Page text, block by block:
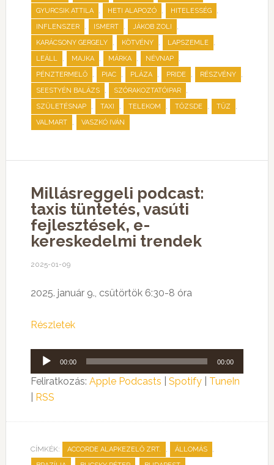
GYURCSIK ATTILA , HETI ALAPOZÓ , HITELESSÉG ,
INFLENSZER , ISMERT , JÁKOB ZOLI ,
KARÁCSONY GERGELY , KÖTVÉNY , LAPSZEMLE ,
LEÁLL , MAJKA , MÁRKA , NÉVNAP ,
PÉNZTERMELŐ , PIAC , PLÁZA , PRIDE , RÉSZVÉNY ,
SEESTYÉN BALÁZS , SZÓRAKOZTATÓIPAR ,
SZÜLETÉSNAP , TAXI , TELEKOM , TŐZSDE , TŰZ ,
VALMART , VASZKÓ IVÁN
Millásreggeli podcast:
taxis tüntetés, vasúti
fejlesztések, e-
kereskedelmi trendek
2025-01-09
2025. január 9., csütörtök 6:30-8 óra
Részletek
Audió
lejátszó
00:00 00:00
Feliratkozás: Apple Podcasts Spotify| TuneIn
RSS
CÍMKÉK: ACCORDE ALAPKEZELŐ ZRT. , ÁLLOMÁS ,